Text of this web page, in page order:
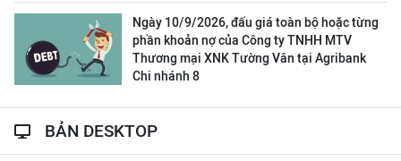
Ngày 10/9/2026, đấu giá toàn bộ hoặc từng
phần khoản nợ của Công ty TNHH MTV
Thương mại XNK Tường Vân tại Agribank
Chi nhánh 8
BẢN DESKTOP